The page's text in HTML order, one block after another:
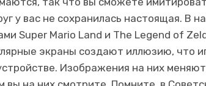
у вас не сохранилась настоящая. В
Super Mario Land и The Legend of
экраны создают иллюзию, что
Изображения на них